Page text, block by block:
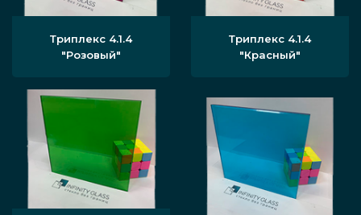
Триплекс 4.1.4
"Розовый"
Триплекс 4.1.4
"Красный"